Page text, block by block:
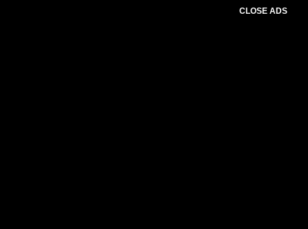
CLOSE ADS